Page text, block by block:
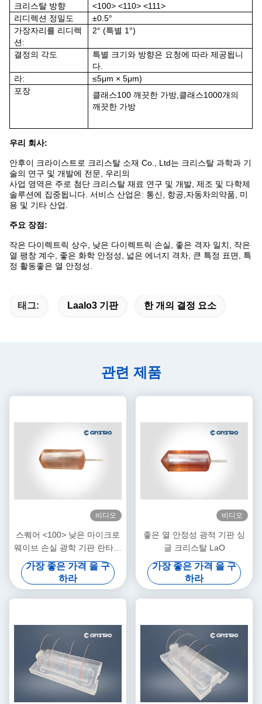
크리스탈 방향
<100> <110> <111>
리디렉션 정밀도
±0.5°
가장자리를 리디렉
션:
2° (특별 1°)
결정의 각도
특별 크기와 방향은 요청에 따라 제공됩니
다.
라:
≤5μm × 5μm)
포장
클래스100 깨끗한 가방, 클래스1000개의
깨끗한 가방
우리 회사:
안후이 크라이스트로 크리스탈 소재 Co., Ltd는 크리스탈 과학과 기
술의 연구 및 개발에 전문, 우리의
사업 영역은 주로 첨단 크리스탈 재료 연구 및 개발, 제조 및 다학제
솔루션에 집중됩니다. 서비스 산업은: 통신, 항공,자동차의약품, 미
용 및 기타 산업.
주요 장점:
작은 다이렉트릭 상수, 낮은 다이렉트릭 손실, 좋은 격자 일치, 작은
열 팽창 계수, 좋은 화학 안정성, 넓은 에너지 격차, 큰 특정 표면, 특
정 활동좋은 열 안정성.
태그: Laalo3 기판 한 개의 결정 요소
관련 제품
비디오
스퀘어 <100> 낮은 마이크로
웨이브 손실 광학 기판 란타늄
알루미네이트 Laalo3 타겟
가장 좋은 가격 을 구
하라
비디오
좋은 열 안정성 광적 기판 싱
글 크리스탈 LaO
가장 좋은 가격 을 구
하라